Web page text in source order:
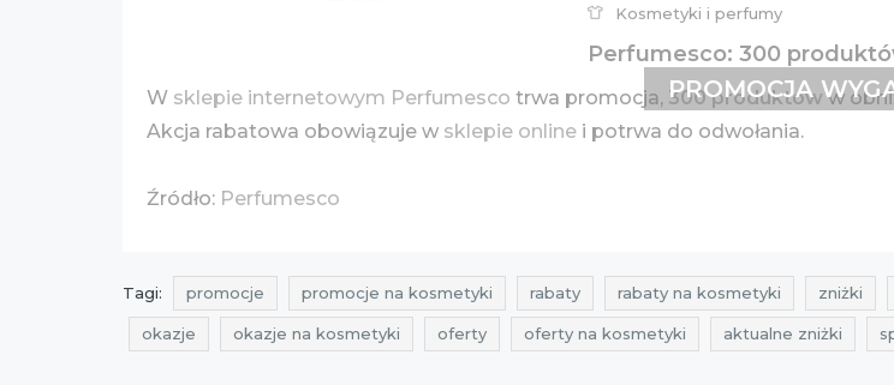
Kosmetyki i perfumy
Perfumesco: 300
W sklepie internetowym Perfumesco trwa promocja, 300 produktóww
Akcja rabatowa obowiązuje w sklepie online i potrwa do odwołania.
Źródło: Perfumesco
PROMOCJA
Tagi: promocje promocje na kosmetyki rabaty rabaty na kosmetyki zniżki
okazje okazje na kosmetyki oferty oferty na kosmetyki aktualne zniżki